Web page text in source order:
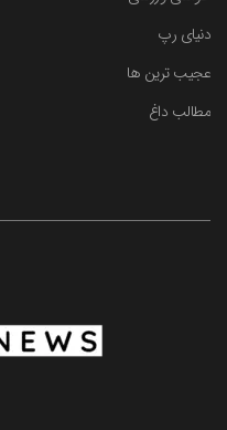
دنیای رپ
عجیب ترین ها
مطالب داغ